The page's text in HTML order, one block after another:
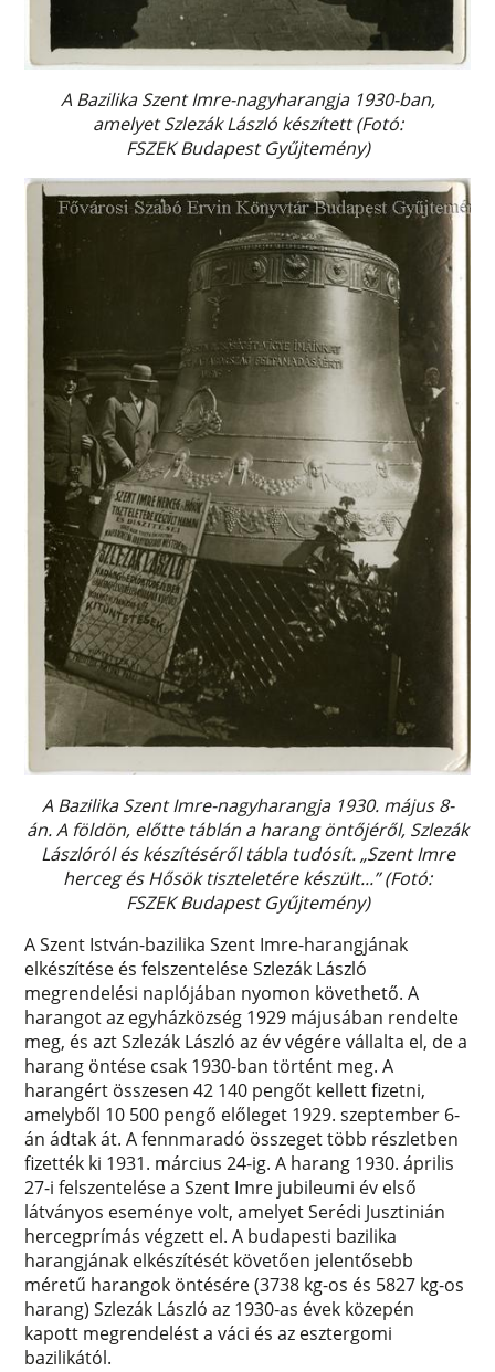
A Bazilika Szent Imre-nagyharangja 1930-ban,
amelyet Szlezák László készített (Fotó:
FSZEK Budapest Gyűjtemény)
A Bazilika Szent Imre-nagyharangja 1930. május 8-
án. A földön, előtte táblán a harang öntőjéről, Szlezák
Lászlóról és készítéséről tábla tudósít. „Szent Imre
herceg és Hősök tiszteletére készült...” (Fotó:
FSZEK Budapest Gyűjtemény)
A Szent István-bazilika Szent Imre-harangjának
elkészítése és felszentelése Szlezák László
megrendelési naplójában nyomon követhető. A
harangot az egyházközség 1929 májusában rendelte
meg, és azt Szlezák László az év végére vállalta el, de a
harang öntése csak 1930-ban történt meg. A
harangért összesen 42 140 pengőt kellett fizetni,
amelyből 10 500 pengő előleget 1929. szeptember 6-
án ádtak át. A fennmaradó összeget több részletben
fizették ki 1931. március 24-ig. A harang 1930. április
27-i felszentelése a Szent Imre jubileumi év első
látványos eseménye volt, amelyet Serédi Jusztinián
hercegprímás végzett el. A budapesti bazilika
harangjának elkészítését követően jelentősebb
méretű harangok öntésére (3738 kg-os és 5827 kg-os
harang) Szlezák László az 1930-as évek közepén
kapott megrendelést a váci és az esztergomi
bazilikától.